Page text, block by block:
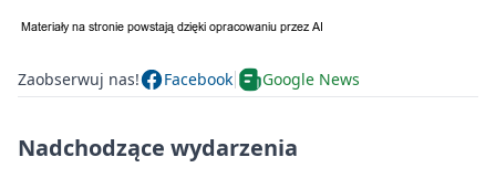
Zaobserwuj nas! Facebook Google News
Nadchodzące wydarzenia